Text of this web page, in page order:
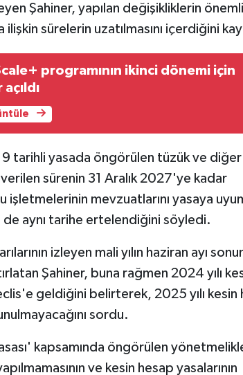
Şahiner, yapılan değişikliklerin önemli
ilişkin sürelerin uzatılmasını içerdiğini
programının ikinci dönemi için
tarihli yasada öngörülen tüzük ve diğer
sürenin 31 Aralık 2027'ye kadar
işletmelerinin mevzuatlarını yasaya
aynı tarihe ertelendiğini söyledi.
izleyen mali yılın haziran ayı
Şahiner, buna rağmen 2024 yılı
geldiğini belirterek, 2025 yılı kesin
sordu.
kapsamında öngörülen
ve kesin hesap yasalarının